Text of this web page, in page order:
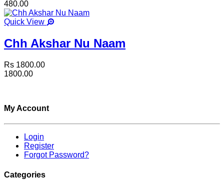
480.00
Quick View
Chh Akshar Nu Naam
Rs 1800.00
1800.00
My Account
Login
Register
Forgot Password?
Categories